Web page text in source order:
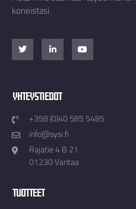
koneistasi.
Yhteystiedot
+358 (0)40 585 5485
info@sysi.fi
Rajatie 4 B 21
01230 Vantaa
Tuotteet